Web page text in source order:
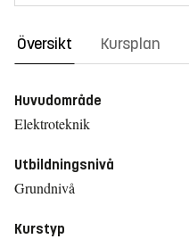
Översikt Kursplan
Huvudområde
Elektroteknik
Utbildningsnivå
Grundnivå
Kurstyp